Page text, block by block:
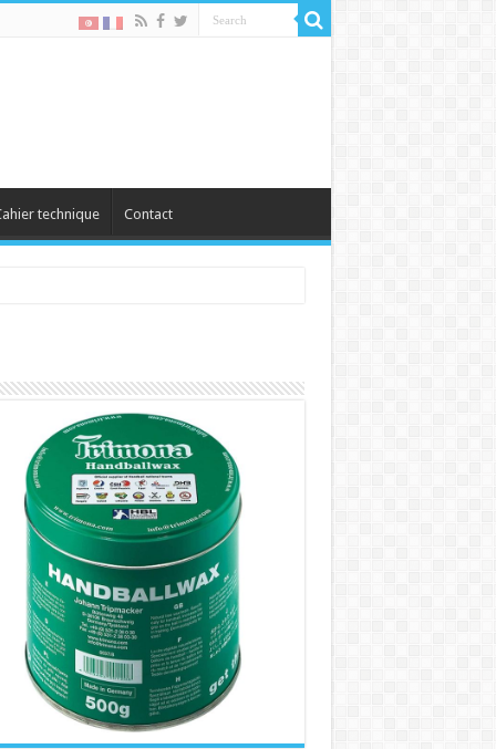
technique Contact